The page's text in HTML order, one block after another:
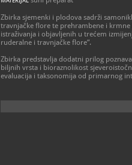
Zbirka sjemenki i plodova sadrži
travnjačke flore te prehrambene i
istraživanja i objavljenih u trećem
ruderalne i travnjačke flore“.
Zbirka predstavlja dodatni prilog
biljnih vrsta i bioraznolikost
evaluacija i taksonomija od primarnog